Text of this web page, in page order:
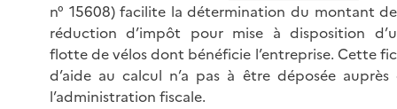
n° 15608) facilite la détermination du montant
réduction d’impôt pour mise à disposition
flotte de vélos dont bénéficie l’entreprise. Cette
d’aide au calcul n’a pas à être déposée auprès
l’administration fiscale.